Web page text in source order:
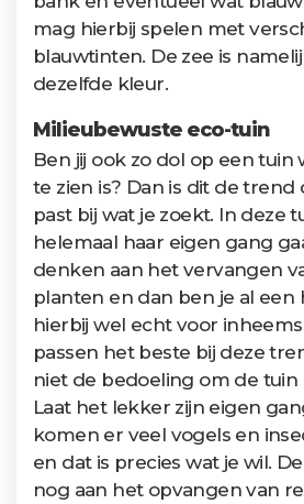
mag hierbij spelen met
blauwtinten. De zee is
dezelfde kleur.
Milieubewuste eco-tuin
Ben jij ook zo dol op een tuin
te zien is? Dan is dit de trend
past bij wat je zoekt. In deze
helemaal haar eigen gang
denken aan het vervangen
planten en dan ben je al een
hierbij wel echt voor
passen het beste bij deze
niet de bedoeling om de tuin
Laat het lekker zijn eigen
komen er veel vogels en
en dat is precies wat je wil.
nog aan het opvangen van